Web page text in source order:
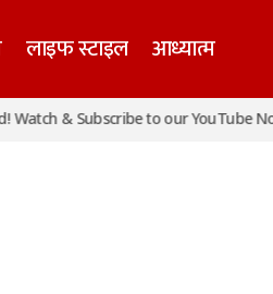
लाइफ स्टाइल आध्यात्म
& Subscribe to our YouTube Now!